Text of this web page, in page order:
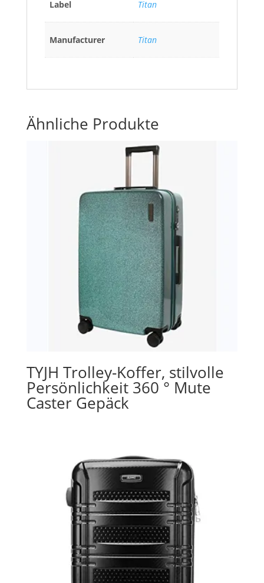
Label Titan
Manufacturer Titan
Ähnliche Produkte
TYJH Trolley-Koffer, stilvolle
Persönlichkeit 360 ° Mute
Caster Gepäck